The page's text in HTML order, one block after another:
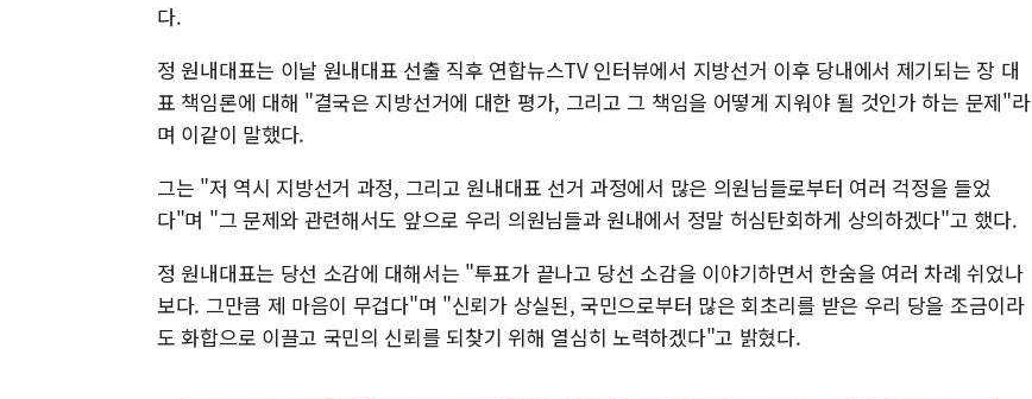
다.
정 원내대표는 이날 원내대표 선출 직후 연합뉴스TV 인터뷰에서 지방선거 이후 당내에서 제기되는 장 대
표 책임론에 대해 "결국은 지방선거에 대한 평가, 그리고 그 책임을 어떻게 지워야 될 것인가 하는 문제"라
며 이같이 말했다.
그는 "저 역시 지방선거 과정, 그리고 원내대표 선거 과정에서 많은 의원님들로부터 여러 걱정을 들었
다"며 "그 문제와 관련해서도 앞으로 우리 의원님들과 원내에서 정말 허심탄회하게 상의하겠다"고 했다.
정 원내대표는 당선 소감에 대해서는 "투표가 끝나고 당선 소감을 이야기하면서 한숨을 여러 차례 쉬었나
보다. 그만큼 제 마음이 무겁다"며 "신뢰가 상실된, 국민으로부터 많은 회초리를 받은 우리 당을 조금이라
도 화합으로 이끌고 국민의 신뢰를 되찾기 위해 열심히 노력하겠다"고 밝혔다.